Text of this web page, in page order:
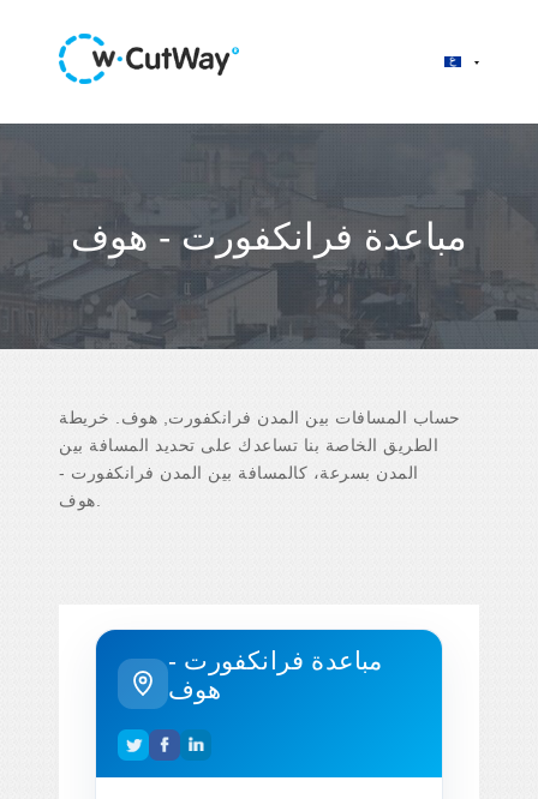
مباعدة فرانكفورت - هوف
حساب المسافات بين المدن فرانكفورت, هوف. خريطة
الطريق الخاصة بنا تساعدك على تحديد المسافة بين
المدن بسرعة، كالمسافة بين المدن فرانكفورت -
مباعدة فرانكفورت -
هوف